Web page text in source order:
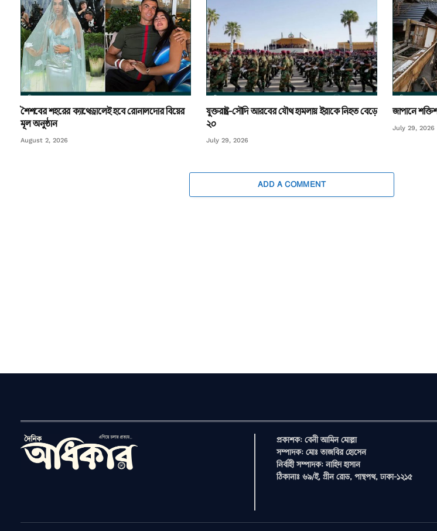
শৈশবের শহরের ক্যাথেড্রালেই হবে রোনালদোর বিয়ের
মূল অনুষ্ঠান
August 2, 2026
যুক্তরাষ্ট্র-সৌদি আরবের যৌথ হামলায় ইরাকে নিহত বেড়ে
২০
July 29, 2026
জাপানে
July 29, 2026
ADD A COMMENT
প্রকাশক: বেনী আমিন মোল্লা
সম্পাদক: মোঃ তাজবির হোসেন
নির্বাহী সম্পাদক: নাহিদ হাসান
ঠিকানাঃ ৬৯/ই, গ্রীন রোড, পান্থপথ, ঢাকা-১২১৫